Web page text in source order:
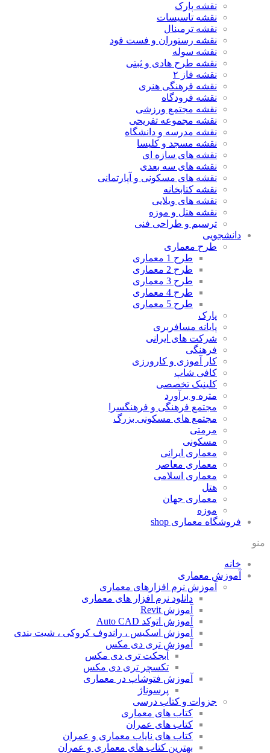
نقشه پارک
نقشه تاسیسات
نقشه ترمینال
نقشه رستوران و فست فود
نقشه سوله
نقشه طرح هادی و ثبتی
نقشه فاز ۲
نقشه فرهنگی هنری
نقشه فرودگاه
نقشه مجتمع ورزشی
نقشه مجموعه تفریحی
نقشه مدرسه و دانشگاه
نقشه مسجد و کلیسا
نقشه های سازه ای
نقشه های سه بعدی
نقشه های مسکونی و آپارتمانی
نقشه کتابخانه
نقشه های ویلایی
نقشه هتل و موزه
ترسیم و طراحی فنی
دانشجویی
طرح معماری
طرح 1 معماری
طرح 2 معماری
طرح 3 معماری
طرح 4 معماری
طرح 5 معماری
پارک
پایانه مسافربری
شرکت های ایرانی
فرهنگی
کار آموزی و کارورزی
کافی شاپ
کلینیک تخصصی
متره و برآورد
مجتمع فرهنگی و فرهنگسرا
مجتمع های مسکونی بزرگ
مرمتی
مسکونی
معماری ایرانی
معماری معاصر
معماری اسلامی
هتل
معماری جهان
موزه
فروشگاه معماری shop
منو
خانه
آموزش معماری
آموزش نرم افزارهای معماری
دانلود نرم افزار های معماری
آموزش Revit
آموزش اتوکد Auto CAD
آموزش اسکیس ، راندوف کروکی ، شیت بندی
آموزش تری دی مکس
آبجکت تری دی مکس
تکسچر تری دی مکس
آموزش فتوشاپ در معماری
پرسوناژ
جزوات و کتاب درسی
کتاب های معماری
کتاب های عمران
کتاب های نایاب معماری و عمران
بهترین کتاب های معماری و عمران